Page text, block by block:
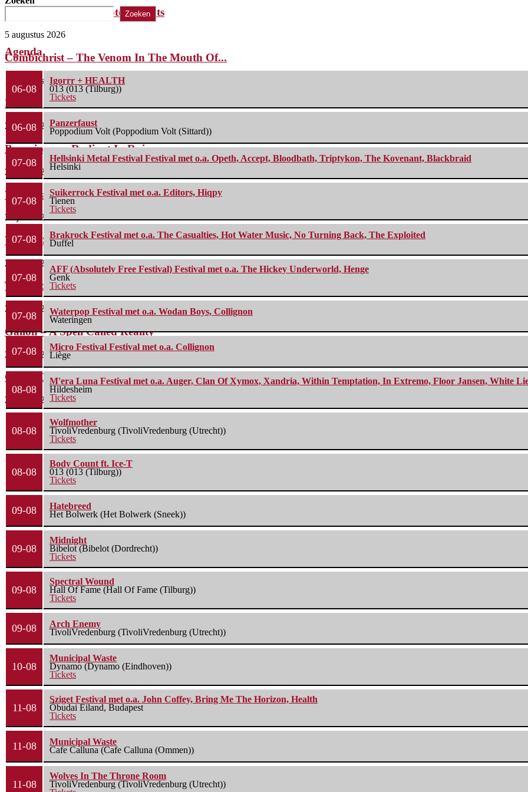
The Iron Roses – Molotov Nights
5 augustus 2026
Combichrist – The Venom In The Mouth Of...
1 augustus 2026
Lunatic Soul – Transition II
29 juli 2026
Boneripper – Radiant In Ruin
27 juli 2026
Waterparks – Jinx
26 juli 2026
Wailin’ Storms – The Arsonist
26 juli 2026
The Fifth Alliance – Stenahoria
22 juli 2026
Gallon – A Spell Called Reality
22 juli 2026
Green Carnation – A Dark Poem II: Sanguis
20 juli 2026
Zoeken
Agenda
06-08
Igorrr + HEALTH
013 (013 (Tilburg))
Tickets
06-08
Panzerfaust
Poppodium Volt (Poppodium Volt (Sittard))
07-08
Hellsinki Metal Festival Festival met o.a. Opeth, Accept, Bloodbath, Triptykon, The Kovenant, Blackbraid
Helsinki
07-08
Suikerrock Festival met o.a. Editors, Hiqpy
Tienen
Tickets
07-08
Brakrock Festival met o.a. The Casualties, Hot Water Music, No Turning Back, The Exploited
Duffel
07-08
AFF (Absolutely Free Festival) Festival met o.a. The Hickey Underworld, Henge
Genk
Tickets
07-08
Waterpop Festival met o.a. Wodan Boys, Collignon
Wateringen
07-08
Micro Festival Festival met o.a. Collignon
Liège
08-08
M'era Luna Festival met o.a. Auger, Clan Of Xymox, Xandria, Within Temptation, In Extremo, Floor Jansen, White
Hildesheim
Tickets
08-08
Wolfmother
TivoliVredenburg (TivoliVredenburg (Utrecht))
Tickets
08-08
Body Count ft. Ice-T
013 (013 (Tilburg))
Tickets
09-08
Hatebreed
Het Bolwerk (Het Bolwerk (Sneek))
09-08
Midnight
Bibelot (Bibelot (Dordrecht))
Tickets
09-08
Spectral Wound
Hall Of Fame (Hall Of Fame (Tilburg))
Tickets
09-08
Arch Enemy
TivoliVredenburg (TivoliVredenburg (Utrecht))
10-08
Municipal Waste
Dynamo (Dynamo (Eindhoven))
Tickets
11-08
Sziget Festival met o.a. John Coffey, Bring Me The Horizon, Health
Óbudai Eiland, Budapest
Tickets
11-08
Municipal Waste
Cafe Calluna (Cafe Calluna (Ommen))
11-08
Wolves In The Throne Room
TivoliVredenburg (TivoliVredenburg (Utrecht))